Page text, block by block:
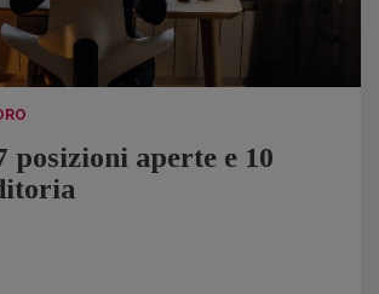
posizioni aperte e 10